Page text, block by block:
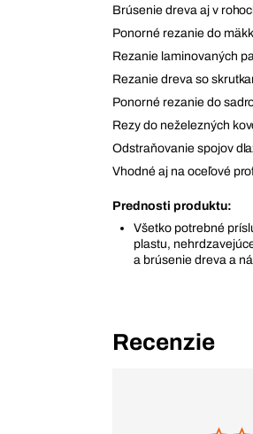
Brúsenie dreva aj v
Ponorné rezanie do
Rezanie laminovaných
Rezanie dreva so
Ponorné rezanie do
Rezy do neželezných
Odstraňovanie spojov
Vhodné aj na oceľové
Prednosti produktu:
Všetko potrebné
plastu,
a brúsenie dreva a
Recenzie